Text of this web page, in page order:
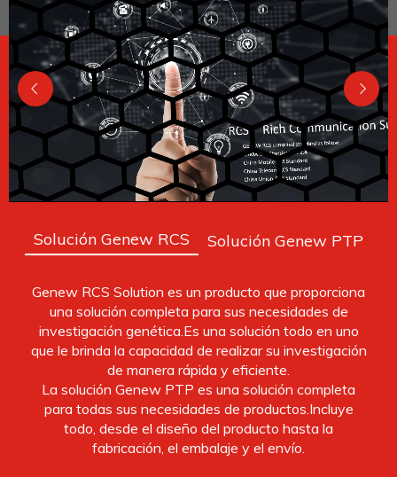
Solución Genew RCS Solución Genew PTP
Genew RCS Solution es un producto que proporciona
una solución completa para sus necesidades de
investigación genética.Es una solución todo en uno
que le brinda la capacidad de realizar su investigación
de manera rápida y eficiente.
La solución Genew PTP es una solución completa
para todas sus necesidades de productos.Incluye
todo, desde el diseño del producto hasta la
fabricación, el embalaje y el envío.